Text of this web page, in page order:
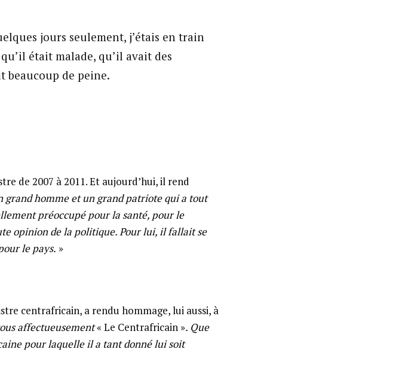
jours seulement, j’étais en train
était malade, qu’il avait des
beaucoup de peine.
de 2007 à 2011. Et aujourd’hui, il rend
grand homme et un grand patriote qui a tout
préoccupé pour la santé, pour le
opinion de la politique. Pour lui, il fallait se
le pays. »
centrafricain, a rendu hommage, lui aussi, à
affectueusement« Le Centrafricain ». Que
pour laquelle il a tant donné lui soit